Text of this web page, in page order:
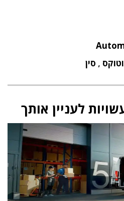
, סין
לעניין אותך